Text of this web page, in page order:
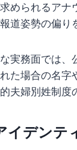
求められるア
道姿勢の偏り
実務面では
た場合の名字
夫婦別姓制度
イデンテ